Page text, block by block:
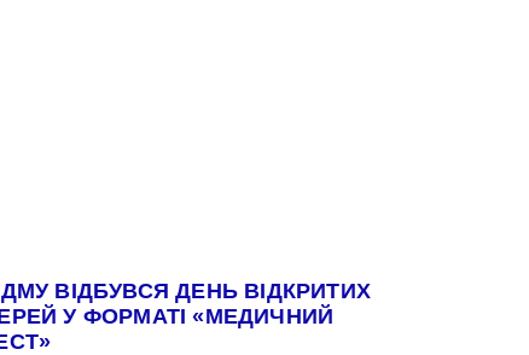
ВІДБУВСЯ ДЕНЬ ВІДКРИТИХ
У ФОРМАТІ «МЕДИЧНИЙ